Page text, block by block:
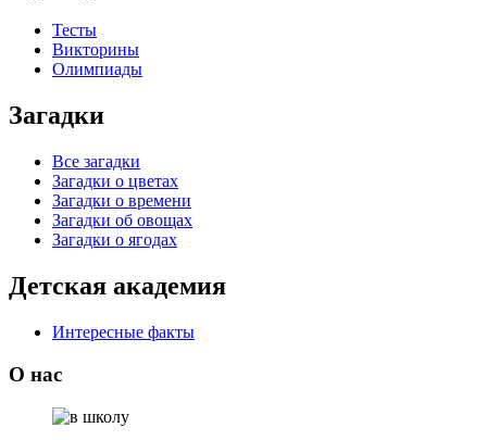
Тесты
Викторины
Олимпиады
Загадки
Все загадки
Загадки о цветах
Загадки о времени
Загадки об овощах
Загадки о ягодах
Детская академия
Интересные факты
О нас